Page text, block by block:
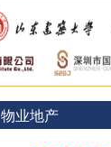
物业地产